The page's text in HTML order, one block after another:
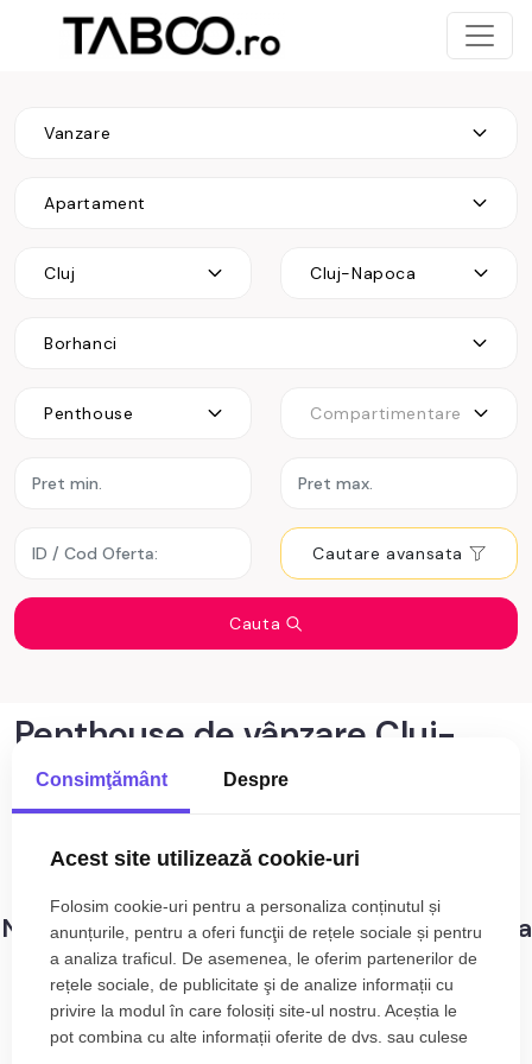
Vanzare
Apartament
Cluj Cluj-Napoca
Borhanci
Penthouse Compartimentare
Cautare avansata
Cauta
Penthouse de vânzare Cluj-
Napoca zona Borhanci
Napoca zona Borhanci
Nu s-au gasit rezultate care sa corespunda
criteriilor dvs!
Consimţământ Despre
Acest site utilizează cookie-uri
Folosim cookie-uri pentru a personaliza conținutul și
anunțurile, pentru a oferi funcţii de rețele sociale și pentru
a analiza traficul. De asemenea, le oferim partenerilor de
rețele sociale, de publicitate şi de analize informații cu
privire la modul în care folosiți site-ul nostru. Aceștia le
pot combina cu alte informații oferite de dvs. sau culese